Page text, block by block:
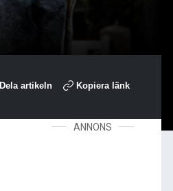
Dela artikeln Kopiera länk
ANNONS